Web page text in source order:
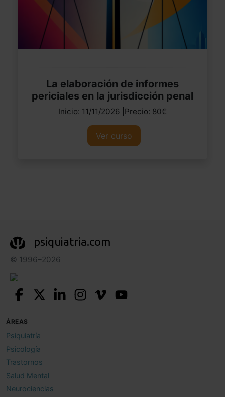
La elaboración de informes
periciales en la jurisdicción penal
Inicio: 11/11/2026 |Precio: 80€
Ver curso
psiquiatria.com
© 1996–2026
ÁREAS
Psiquiatría
Psicología
Trastornos
Salud Mental
Neurociencias